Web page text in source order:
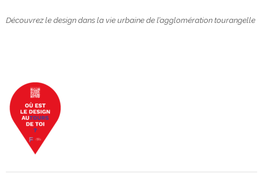
Découvrez le design dans la vie urbaine de l’agglomération tourangelle